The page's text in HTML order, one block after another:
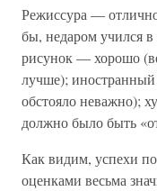
Режиссура —
бы, недаром учился
рисунок — хорошо
лучше); иностранный
обстояло неважно);
должно было быть
Как видим, успехи
оценками весьма